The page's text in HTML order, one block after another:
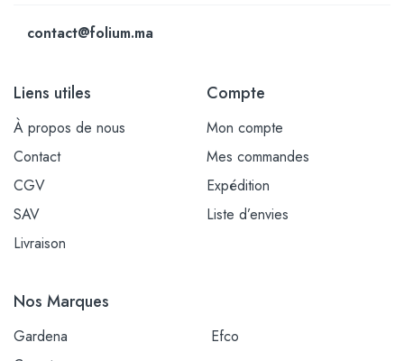
contact@folium.ma
Liens utiles
À propos de nous
Contact
CGV
SAV
Livraison
Compte
Mon compte
Mes commandes
Expédition
Liste d’envies
Nos Marques
Gardena
Efco